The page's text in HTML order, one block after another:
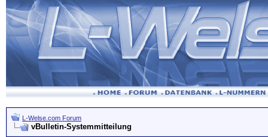
L-Welse.com Forum
vBulletin-Systemmitteilung